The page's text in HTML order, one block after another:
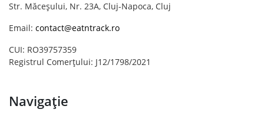
Str. Măceșului, Nr. 23A, Cluj-Napoca, Cluj
Email: contact@eatntrack.ro
CUI: RO39757359
Registrul Comerțului: J12/1798/2021
Navigație